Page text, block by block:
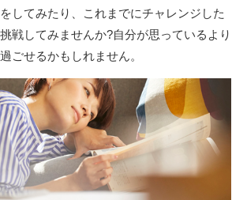
してみたり、これまでにチャレンジした
戦してみませんか?自分が思っているより
ごせるかもしれません。